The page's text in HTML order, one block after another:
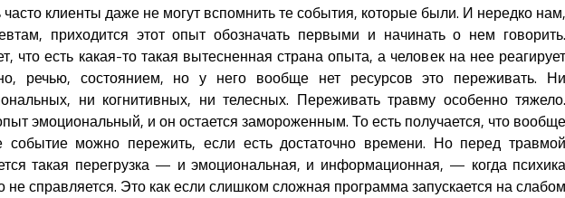
клиенты даже не могут вспомнить те события, которые были. И нередко нам,
приходится этот опыт обозначать первыми и начинать о нем говорить.
что есть какая-то такая вытесненная страна опыта, а человек на нее реагирует
речью, состоянием, но у него вообще нет ресурсов это переживать. Ни
ни когнитивных, ни телесных. Переживать травму особенно тяжело.
эмоциональный, и он остается замороженным. То есть получается, что вообще
событие можно пережить, если есть достаточно времени. Но перед травмой
такая перегрузка — и эмоциональная, и информационная, — когда психика
не справляется. Это как если слишком сложная программа запускается на слабом